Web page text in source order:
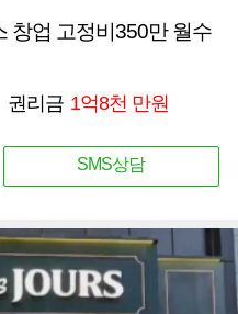
창업 고정비350만 월수
권리금 1억8천 만원
SMS상담